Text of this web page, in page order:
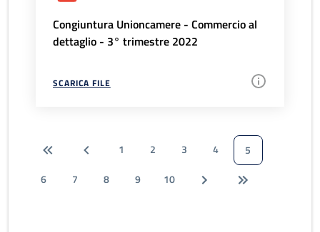
Congiuntura Unioncamere - Commercio al
dettaglio - 3° trimestre 2022
SCARICA FILE
1 2 3 4
5
6
7 8 9 10